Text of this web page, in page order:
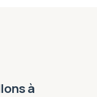
à